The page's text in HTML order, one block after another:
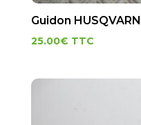
Guidon
25.00€ TTC